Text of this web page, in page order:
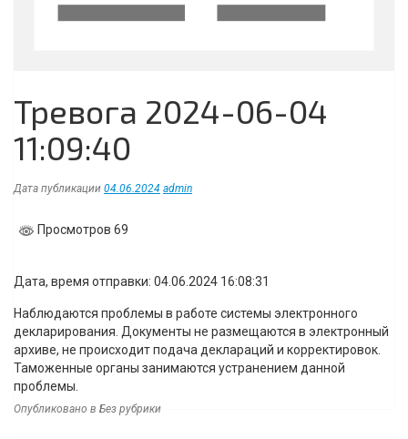
Тревога 2024-06-04
11:09:40
Дата публикации 04.06.2024 admin
Просмотров 69
Дата, время отправки: 04.06.2024 16:08:31
Наблюдаются проблемы в работе системы электронного
декларирования. Документы не размещаются в электронный
архиве, не происходит подача деклараций и корректировок.
Таможенные органы занимаются устранением данной
проблемы.
Опубликовано в Без рубрики